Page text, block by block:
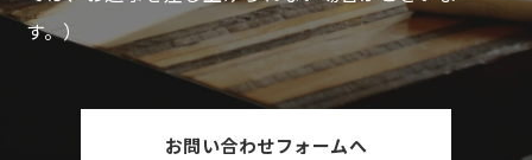
す。）
お問い合わせフォームへ